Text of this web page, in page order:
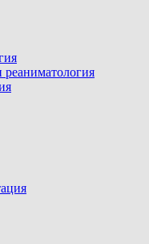
реаниматология